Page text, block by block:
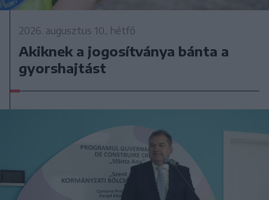
2026. augusztus 10., hétfő
Akiknek a jogosítványa bánta a
gyorshajtást